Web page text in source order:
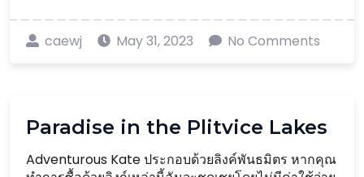
caewj May 31, 2023 No Comments
Paradise in the Plitvice Lakes
Adventurous Kate ประกอบด้วยลิงค์พันธมิตร หากคุณ